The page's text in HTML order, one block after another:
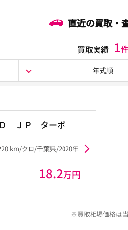
直近の買取・
買取実績 1件
年式順
Ｄ ＪＰ ターボ
km/クロ/千葉県/2020年
18.2万円
※買取相場価格は